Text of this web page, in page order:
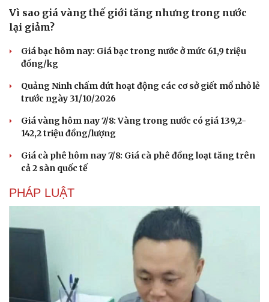
Vì sao giá vàng thế giới tăng nhưng trong nước
lại giảm?
Giá bạc hôm nay: Giá bạc trong nước ở mức 61,9 triệu
đồng/kg
Quảng Ninh chấm dứt hoạt động các cơ sở giết mổ nhỏ lẻ
trước ngày 31/10/2026
Giá vàng hôm nay 7/8: Vàng trong nước có giá 139,2-
142,2 triệu đồng/lượng
Giá cà phê hôm nay 7/8: Giá cà phê đồng loạt tăng trên
cả 2 sàn quốc tế
PHÁP LUẬT